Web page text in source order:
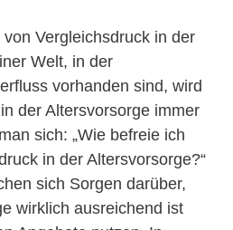
Vergleichsdruck in der
Welt, in der
vorhanden sind, wird
der Altersvorsorge immer
sich: „Wie befreie ich
in der Altersvorsorge?“
sich Sorgen darüber,
wirklich ausreichend ist